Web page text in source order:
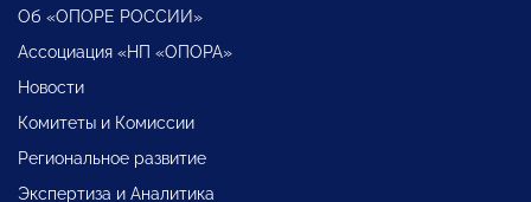
Об «ОПОРЕ РОССИИ»
Ассоциация «НП «ОПОРА»
Новости
Комитеты и Комиссии
Региональное развитие
Экспертиза и Аналитика